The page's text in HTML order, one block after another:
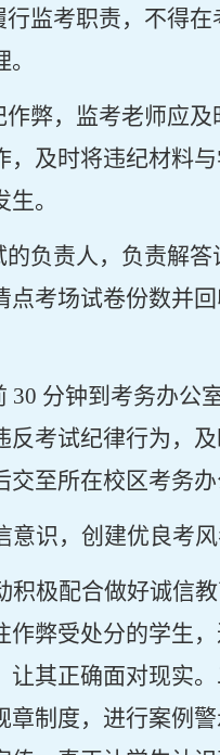
行监考职责，不得
弊，监考老师应
，及时将违纪材料
。
的负责人，负责解
点考场试卷份数并
30 分钟到考务办公
反考试纪律行为，
交至所在校区考务
意识，创建优良考
积极配合做好诚信
作弊受处分的学生
让其正确面对现实
章制度，进行案例